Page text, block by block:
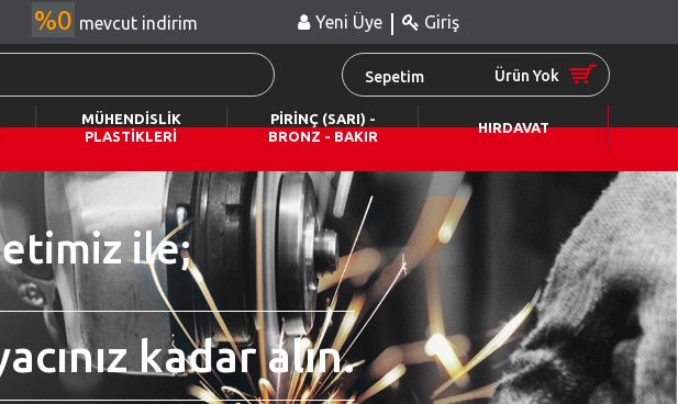
Yeni Üye | Giriş
%0 mevcut indirim
Sepetim Ürün Yok
MÜHENDİSLİK
PLASTİKLERİ
PİRİNÇ (SARI) -
BRONZ - BAKIR
HIRDAVAT
ile;
kadar alın.